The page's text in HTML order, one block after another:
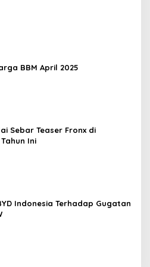
BBM April 2025
Sebar Teaser Fronx di
Ini
Indonesia Terhadap Gugatan